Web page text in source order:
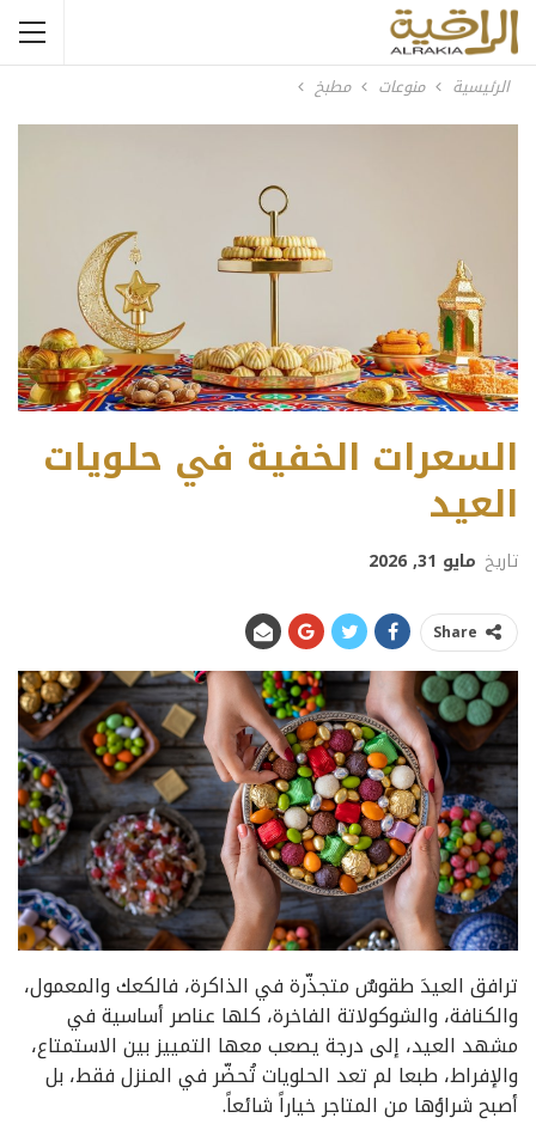
الرئيسية منوعات مطبخ
السعرات الخفية في حلويات
العيد
تاريخ مايو 31, 2026
Share
ترافق العيدَ طقوسٌ متجذّرة في الذاكرة، فالكعك والمعمول،
والكنافة، والشوكولاتة الفاخرة، كلها عناصر أساسية في
مشهد العيد، إلى درجة يصعب معها التمييز بين الاستمتاع،
والإفراط، طبعا لم تعد الحلويات تُحضّر في المنزل فقط، بل
أصبح شراؤها من المتاجر خياراً شائعاً.